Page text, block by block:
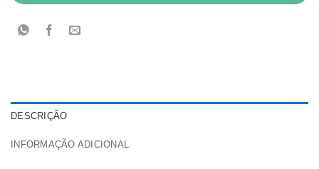
DESCRIÇÃO
INFORMAÇÃO ADICIONAL